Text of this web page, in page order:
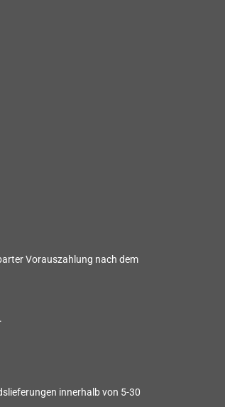
Vorauszahlung nach dem
innerhalb von 5-30